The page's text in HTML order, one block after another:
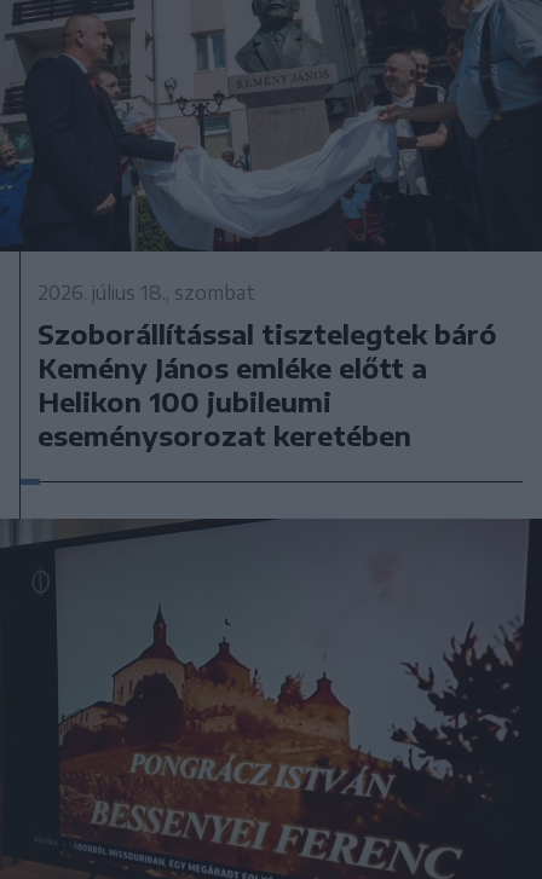
2026. július 18., szombat
Szoborállítással tisztelegtek báró
Kemény János emléke előtt a
Helikon 100 jubileumi
eseménysorozat keretében